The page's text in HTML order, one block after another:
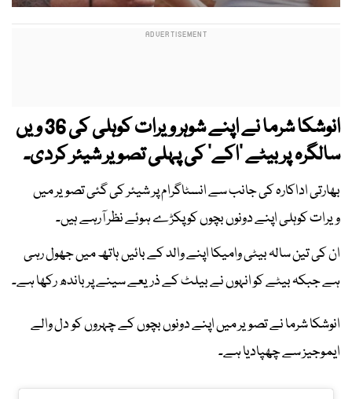
انوشکا شرما نے اپنے شوہر ویرات کوہلی کی 36 ویں
سالگرہ پر بیٹے ’اکے‘ کی پہلی تصویر شیئر کردی۔
بھارتی اداکارہ کی جانب سے انسٹاگرام پر شیئر کی گئی تصویر میں
ویرات کوہلی اپنے دونوں بچوں کو پکڑے ہوئے نظر آرہے ہیں۔
ان کی تین سالہ بیٹی وامیکا اپنے والد کے بائیں ہاتھ میں جھول رہی
ہے جبکہ بیٹے کو انہوں نے بیلٹ کے ذریعے سینے پر باندھ رکھا ہے۔
انوشکا شرما نے تصویر میں اپنے دونوں بچوں کے چہروں کو دل والے
ایموجیز سے چھپادیا ہے۔